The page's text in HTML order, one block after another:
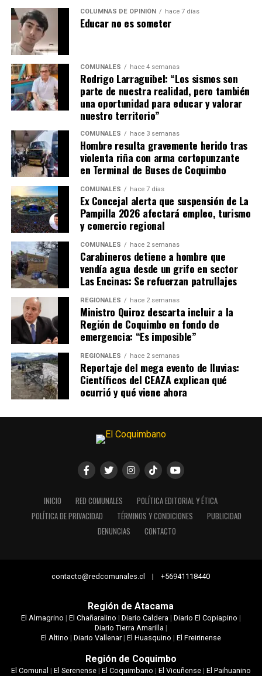
COLUMNAS DE OPINIÓN hace 7 días
Educar no es someter
COMUNALES hace 4 semanas
Rodrigo Larraguibel: “Los sismos son
parte de nuestra realidad, pero también
una oportunidad para educar y valorar
nuestro territorio”
COMUNALES hace 3 semanas
Hombre resulta gravemente herido tras
violenta riña con arma cortopunzante
en Terminal de Buses de Coquimbo
COMUNALES hace 7 días
Ex Concejal alerta que suspensión de La
Pampilla 2026 afectará empleo, turismo
y comercio regional
COMUNALES hace 2 semanas
Carabineros detiene a hombre que
vendía agua desde un grifo en sector
Las Encinas: Se refuerzan patrullajes
REGIONALES hace 2 semanas
Ministro Quiroz descarta incluir a la
Región de Coquimbo en fondo de
emergencia: “Es imposible”
REGIONALES hace 2 semanas
Reportaje del mega evento de lluvias:
Científicos del CEAZA explican qué
ocurrió y qué viene ahora
INICIO RED COMUNALES
POLÍTICA EDITORIAL Y ÉTICA
POLÍTICA DE PRIVACIDAD
TÉRMINOS Y CONDICIONES
PUBLICIDAD
DENUNCIAS
CONTACTO
contacto@redcomunales.cl | +56941118440
Región de Atacama
El Almagrino | El Chañaralino | Diario Caldera | Diario El Copiapino |
Diario Tierra Amarilla |
El Altino | Diario Vallenar| El Huasquino | El Freirinense
Región de Coquimbo
El Comunal | El Serenense| El Coquimbano | El Vicuñense| El Paihuanino